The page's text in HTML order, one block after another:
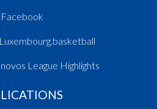
Facebook
League Highlights